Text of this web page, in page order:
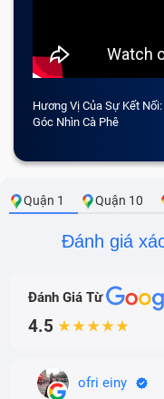
Hương Vị Của Sự Kết
Góc Nhìn Cà Phê
Quận 1 Quận 10
Đánh giá
Đánh Giá Từ
4.5 ★★★★★
ofri einy